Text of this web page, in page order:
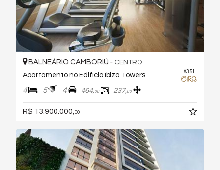
#351
BALNEÁRIO CAMBORIÚ - CENTRO
Apartamento no Edifício Ibiza Towers
4 5 4 464,00 237,00
R$ 13.900.000, 00